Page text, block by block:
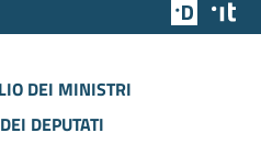
Team
DEI MINISTRI
DEPUTATI